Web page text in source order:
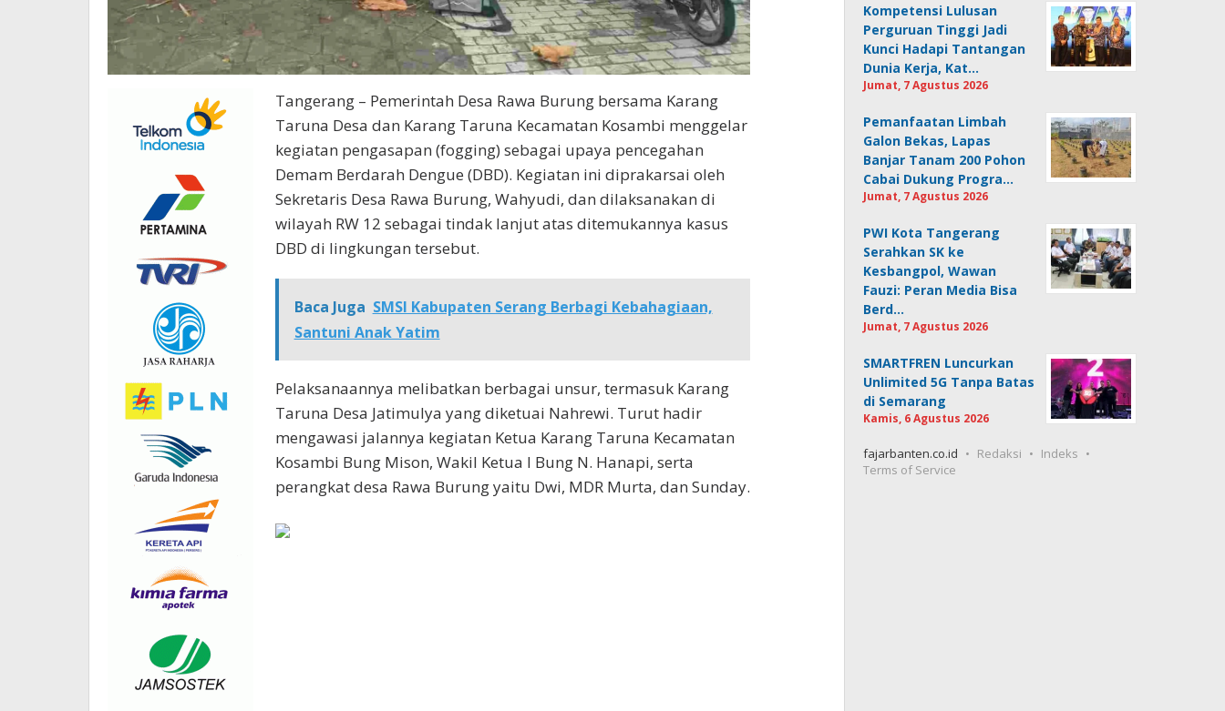
Tangerang – Pemerintah Desa Rawa Burung bersama Karang
Taruna Desa dan Karang Taruna Kecamatan Kosambi menggelar
kegiatan pengasapan (fogging) sebagai upaya pencegahan
Demam Berdarah Dengue (DBD). Kegiatan ini diprakarsai oleh
Sekretaris Desa Rawa Burung, Wahyudi, dan dilaksanakan di
wilayah RW 12 sebagai tindak lanjut atas ditemukannya kasus
DBD di lingkungan tersebut.
Baca Juga SMSI Kabupaten Serang Berbagi Kebahagiaan,
Santuni Anak Yatim
Pelaksanaannya melibatkan berbagai unsur, termasuk Karang
Taruna Desa Jatimulya yang diketuai Nahrewi. Turut hadir
mengawasi jalannya kegiatan Ketua Karang Taruna Kecamatan
Kosambi Bung Mison, Wakil Ketua I Bung N. Hanapi, serta
perangkat desa Rawa Burung yaitu Dwi, MDR Murta, dan Sunday.
Kompetensi Lulusan
Perguruan Tinggi Jadi
Kunci Hadapi Tantangan
Dunia Kerja, Kat…
Jumat, 7 Agustus 2026
Pemanfaatan Limbah
Galon Bekas, Lapas
Banjar Tanam 200 Pohon
Cabai Dukung Progra…
Jumat, 7 Agustus 2026
PWI Kota Tangerang
Serahkan SK ke
Kesbangpol, Wawan
Fauzi: Peran Media Bisa
Berd…
Jumat, 7 Agustus 2026
SMARTFREN Luncurkan
Unlimited 5G Tanpa Batas
di Semarang
Kamis, 6 Agustus 2026
fajarbanten.co.id Redaksi
Indeks
Terms of Service